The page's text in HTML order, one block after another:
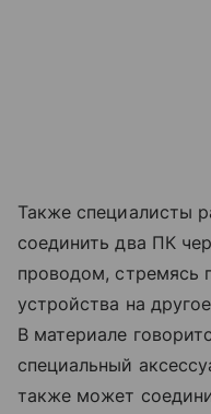
Также специалисты
соединить два ПК
проводом, стремясь
устройства на
В материале
специальный
также может